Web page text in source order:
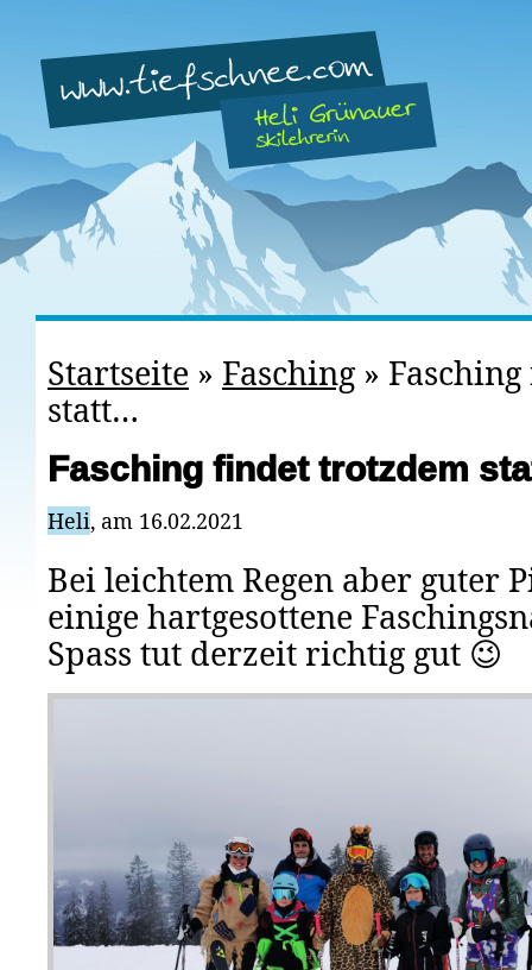
Startseite » Fasching »
statt…
Fasching findet trotzdem
Heli, am 16.02.2021
Bei leichtem Regen aber guter
einige hartgesottene
Spass tut derzeit richtig gut 😉